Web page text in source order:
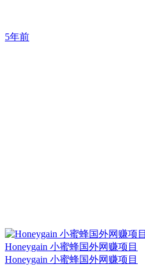
5年前
Honeygain 小蜜蜂国外网赚项目
Honeygain 小蜜蜂国外网赚项目